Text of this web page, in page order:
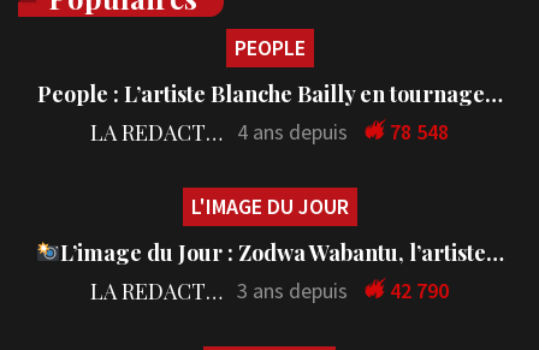
PEOPLE
People : L’artiste Blanche Bailly en tournage…
LA REDACTION 4 ans depuis 78 548
L'IMAGE DU JOUR
L’image du Jour : Zodwa Wabantu, l’artiste…
LA REDACTION 3 ans depuis 42 790